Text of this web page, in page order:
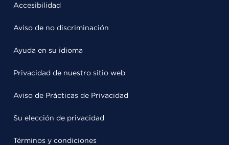
Accesibilidad
Aviso de no discriminación
Ayuda en su idioma
Privacidad de nuestro sitio web
Aviso de Prácticas de Privacidad
Su elección de privacidad
Términos y condiciones